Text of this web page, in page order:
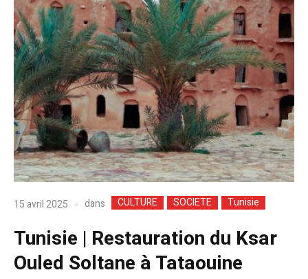
15 avril 2025 dans CULTURE SOCIETE Tunisie
Tunisie | Restauration du Ksar
Ouled Soltane à Tataouine